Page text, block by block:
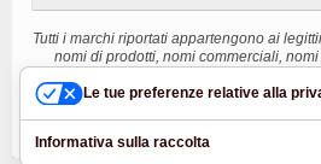
Tutti i marchi riportati appartengono ai
nomi di prodotti, nomi commerciali,
d’altre società e sono stati utilizzati a
beneficio del possessore, senza alcun
Le tue preferenze relative alla
Informativa sulla raccolta